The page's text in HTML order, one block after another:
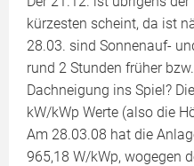
kürzesten scheint, da ist
28.03. sind Sonnenauf-
rund 2 Stunden früher
Dachneigung ins Spiel?
kW/kWp Werte (also die
Am 28.03.08 hat die
965,18 W/kWp, wogegen